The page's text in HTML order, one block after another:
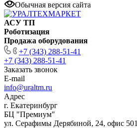
Обычная версия сайта
АСУ ТП
Роботизация
Продажа оборудования
+7 (343) 288-51-41
+7 (343) 288-51-41
Заказать звонок
E-mail
info@uraltm.ru
Адрес
г. Екатеринбург
БЦ "Премиум"
ул. Серафимы Дерябиной, 24, офис 501